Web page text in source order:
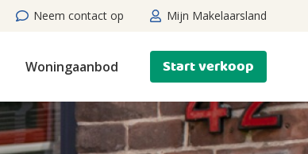
Neem contact op Mijn Makelaarsland
Woningaanbod Start verkoop